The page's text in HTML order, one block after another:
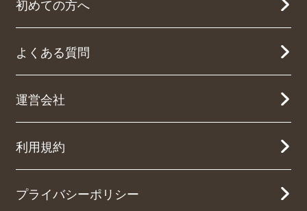
初めての方へ
よくある質問
運営会社
利用規約
プライバシーポリシー